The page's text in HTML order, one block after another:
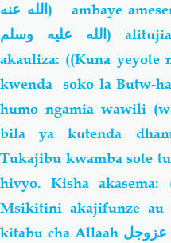
الله عنه ) ambaye
الله عليه وسلم )
akauliza: ((Kuna yeyote
kwenda soko la Butw-
humo ngamia wawili
bila ya kutenda
Tukajibu kwamba sote
hivyo. Kisha akasema:
Msikitini akajifunze au
kitabu cha Allaah عزوجل